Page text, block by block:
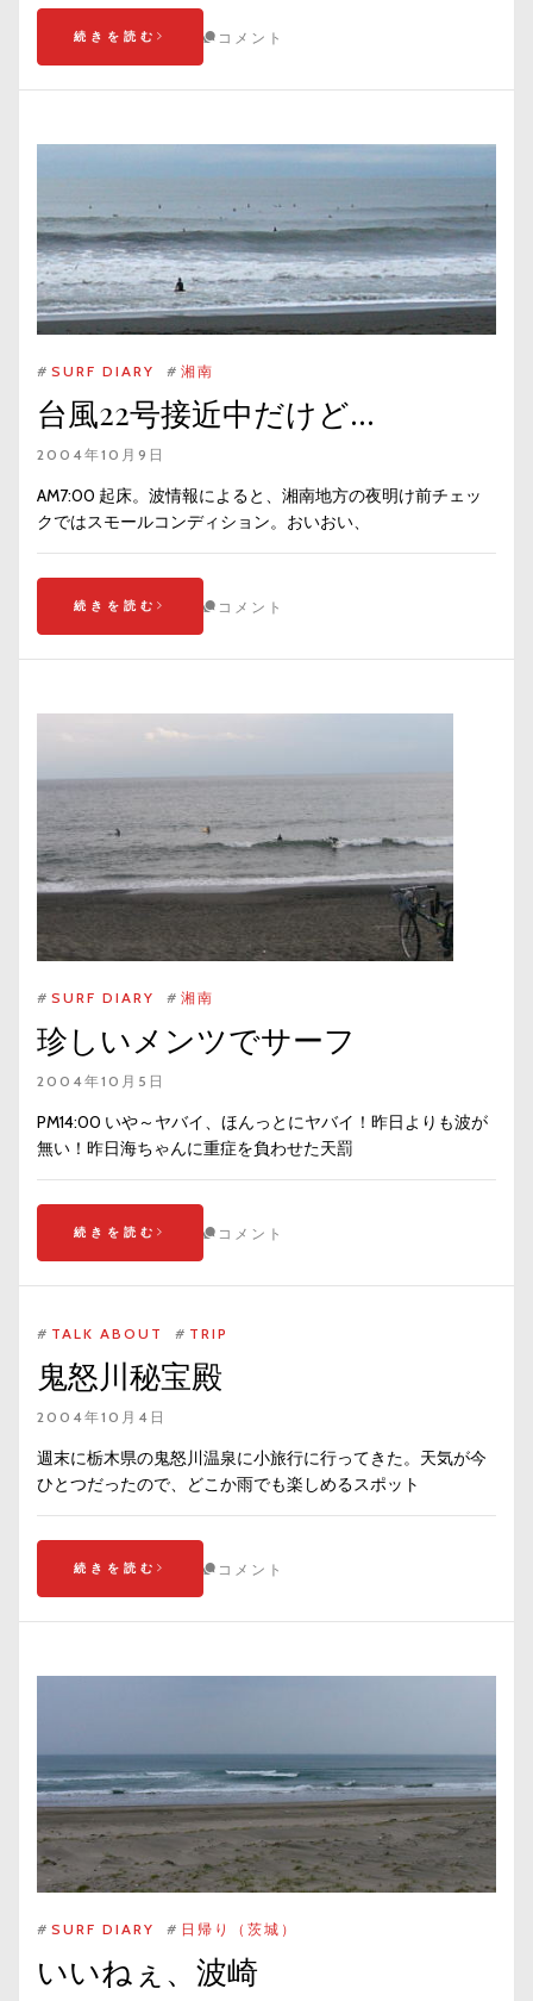
続きを読む コメント
# SURF DIARY # 湘南
台風22号接近中だけど…
2004年10月9日
AM7:00 起床。波情報によると、湘南地方の夜明け前チェッ
クではスモールコンディション。おいおい、
続きを読む コメント
# SURF DIARY # 湘南
珍しいメンツでサーフ
2004年10月5日
PM14:00 いや～ヤバイ、ほんっとにヤバイ！昨日よりも波が
無い！昨日海ちゃんに重症を負わせた天罰
続きを読む コメント
# TALK ABOUT # TRIP
鬼怒川秘宝殿
2004年10月4日
週末に栃木県の鬼怒川温泉に小旅行に行ってきた。天気が今
ひとつだったので、どこか雨でも楽しめるスポット
続きを読む コメント
# SURF DIARY # 日帰り（茨城）
いいねぇ、波崎